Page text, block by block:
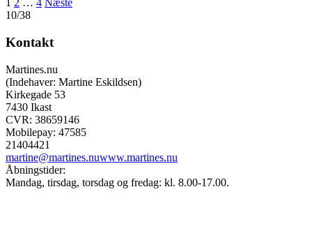
1 2 … 4 Næste
10/38
Kontakt
Martines.nu
(Indehaver: Martine Eskildsen)
Kirkegade 53
7430 Ikast
CVR: 38659146
Mobilepay: 47585
21404421
martine@martines.nuwww.martines.nu
Åbningstider:
Mandag, tirsdag, torsdag og fredag: kl. 8.00-17.00.